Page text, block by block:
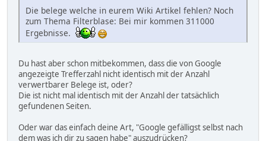
Die belege welche in eurem Wiki Artikel fehlen? Noch
zum Thema Filterblase: Bei mir kommen 311000
Ergebnisse.
Du hast aber schon mitbekommen, dass die von Google
angezeigte Trefferzahl nicht identisch mit der Anzahl
verwertbarer Belege ist, oder?
Die ist nicht mal identisch mit der Anzahl der tatsächlich
gefundenen Seiten.
Oder war das einfach deine Art, "Google gefälligst selbst nach
dem was ich dir zu sagen habe" auszudrücken?